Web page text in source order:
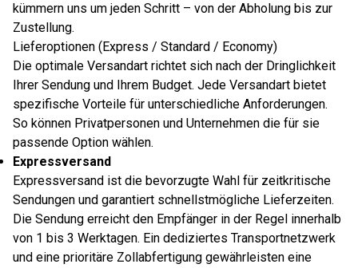
kümmern uns um jeden Schritt – von der Abholung bis zur
Zustellung.
Lieferoptionen (Express / Standard / Economy)
Die optimale Versandart richtet sich nach der Dringlichkeit
Ihrer Sendung und Ihrem Budget. Jede Versandart bietet
spezifische Vorteile für unterschiedliche Anforderungen.
So können Privatpersonen und Unternehmen die für sie
passende Option wählen.
Expressversand
Expressversand ist die bevorzugte Wahl für zeitkritische
Sendungen und garantiert schnellstmögliche Lieferzeiten.
Die Sendung erreicht den Empfänger in der Regel innerhalb
von 1 bis 3 Werktagen. Ein dediziertes Transportnetzwerk
und eine prioritäre Zollabfertigung gewährleisten eine